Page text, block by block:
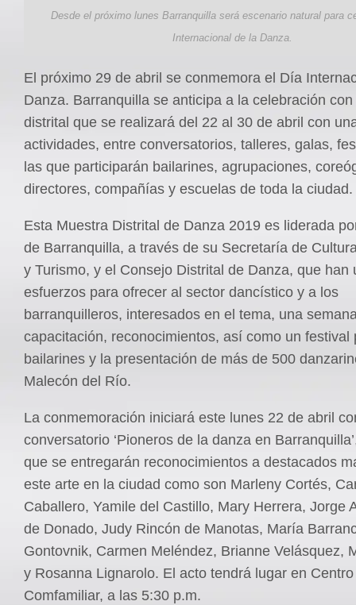
Internacional
Contactenos
facebook
Twitter
Registro ISSN: 2711-3299
Desde el próximo lunes Barranquilla será escenario natural para
Internacional de la Danza.
El próximo 29 de abril se conmemora el Día
Danza. Barranquilla se anticipa a la celebración
distrital que se realizará del 22 al 30 de abril con
actividades, entre conversatorios, talleres, galas,
las que participarán bailarines, agrupaciones,
directores, compañías y escuelas de toda la ciudad.
Esta Muestra Distrital de Danza 2019 es liderada
de Barranquilla, a través de su Secretaría de
y Turismo, y el Consejo Distrital de Danza, que han
esfuerzos para ofrecer al sector dancístico y a los
barranquilleros, interesados en el tema, una
capacitación, reconocimientos, así como un festival
bailarines y la presentación de más de 500
Malecón del Río.
La conmemoración iniciará este lunes 22 de abril
conversatorio ‘Pioneros de la danza en
que se entregarán reconocimientos a destacados
este arte en la ciudad como son Marleny Cortés,
Caballero, Yamile del Castillo, Mary Herrera, Jorge
de Donado, Judy Rincón de Manotas, María
Gontovnik, Carmen Meléndez, Brianne Velásquez,
y Rosanna Lignarolo. El acto tendrá lugar en
Comfamiliar, a las 5:30 p.m.